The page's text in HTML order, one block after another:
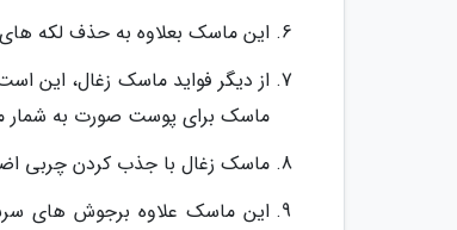
این ماسک بعلاوه به حذف لکه
از دیگر فواید ماسک زغال، این
ماسک برای پوست صورت به شمار
ماسک زغال با جذب کردن چربی
این ماسک علاوه برجوش های